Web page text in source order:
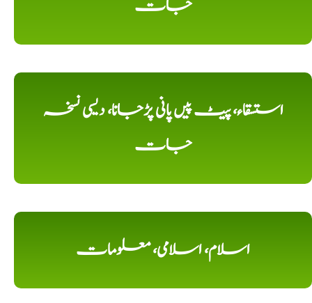
جات
استسقاء، پیٹ پیں پانی پڑجانا، دیسی نسخہ
جات
اسلام، اسلامی، معلومات